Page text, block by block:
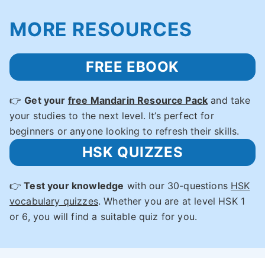
MORE RESOURCES
FREE EBOOK
👉Get your free Mandarin Resource Pack and take
your studies to the next level. It’s perfect for
beginners or anyone looking to refresh their skills.
HSK QUIZZES
👉 Test your knowledge with our 30-questions HSK
vocabulary quizzes. Whether you are at level HSK 1
or 6, you will find a suitable quiz for you.